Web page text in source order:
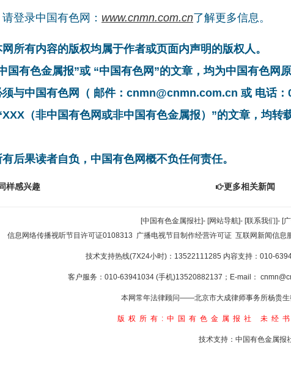
登录中国有色网： www.cnmn.com.cn了解更多信息。
所有内容的版权均属于作者或页面内声明的版权人。
国有色金属报”或 “中国有色网”的文章，均为中国有色网
与中国有色网（ 邮件：cnmn@cnmn.com.cn 或 电话：
（非中国有色网或非中国有色金属报）”的文章，均
后果读者自负，中国有色网概不负任何责任。
样感兴趣 更多相关新闻
[中国有色金属报社]- [网站导航]- [联系我们]- [
信息网络传播视听节目许可证0108313 广播电视节目制作经营许可证 互联网新闻信息
技术支持热线(7X24小时)：13522111285 内容支持：010-
客户服务：010-63941034 (手机)13520882137；E-mail：
本网常年法律顾问——北京市大成律师事务所杨贵
版权所有:中国有色金属报社 未经
技术支持：中国有色金属报